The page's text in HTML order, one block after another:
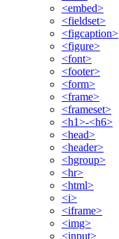
<embed>
<fieldset>
<figcaption>
<figure>
<font>
<footer>
<form>
<frame>
<frameset>
<h1>-<h6>
<head>
<header>
<hgroup>
<hr>
<html>
<i>
<iframe>
<img>
<input>